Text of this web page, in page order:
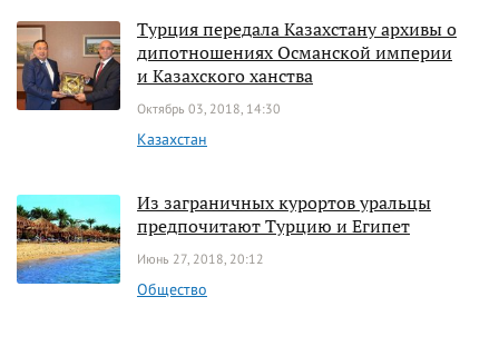
Турция передала Казахстану архивы о
дипотношениях Османской империи
и Казахского ханства
Октябрь 03, 2018, 14:30
Казахстан
Из заграничных курортов уральцы
предпочитают Турцию и Египет
Июнь 27, 2018, 20:12
Общество